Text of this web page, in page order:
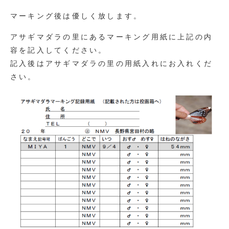
マーキング後は優しく放します。
アサギマダラの里にあるマーキング用紙に上記の内
容を記入してください。
記入後はアサギマダラの里の用紙入れにお入れくだ
さい。